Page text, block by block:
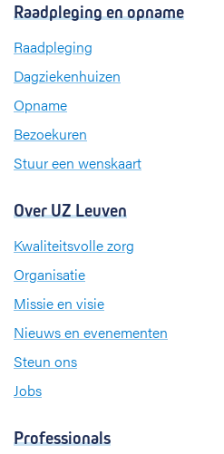
e
t
Raadpleging en opname
Raadpleging
Dagziekenhuizen
Opname
Bezoekuren
Stuur een wenskaart
Over UZ Leuven
Kwaliteitsvolle zorg
Organisatie
Missie en visie
Nieuws en evenementen
Steun ons
Jobs
Professionals